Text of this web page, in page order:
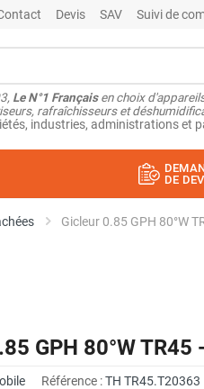
Devis SAV Suivi de
Le N°1 Françaisen choix
rafraîchisseurs et
industries, administrations et
DE
Gicleur 0.85 GPH 80°W
GPH 80°W TR45
Référence :TH TR45.T20363